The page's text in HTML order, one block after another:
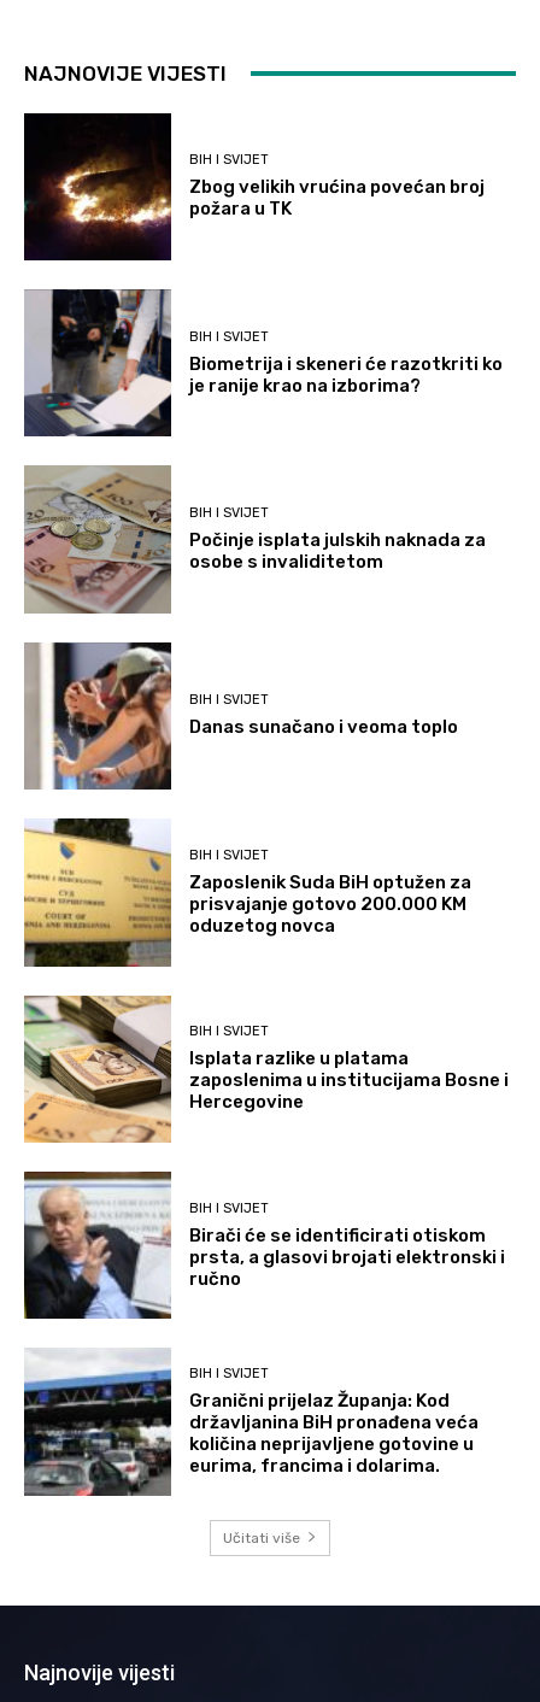
NAJNOVIJE VIJESTI
BIH I SVIJET
Zbog velikih vrućina povećan broj
požara u TK
BIH I SVIJET
Biometrija i skeneri će razotkriti ko
je ranije krao na izborima?
BIH I SVIJET
Počinje isplata julskih naknada za
osobe s invaliditetom
BIH I SVIJET
Danas sunačano i veoma toplo
BIH I SVIJET
Zaposlenik Suda BiH optužen za
prisvajanje gotovo 200.000 KM
oduzetog novca
BIH I SVIJET
Isplata razlike u platama
zaposlenima u institucijama Bosne i
Hercegovine
BIH I SVIJET
Birači će se identificirati otiskom
prsta, a glasovi brojati elektronski i
ručno
BIH I SVIJET
Granični prijelaz Županja: Kod
državljanina BiH pronađena veća
količina neprijavljene gotovine u
eurima, francima i dolarima.
Učitati više
Najnovije vijesti